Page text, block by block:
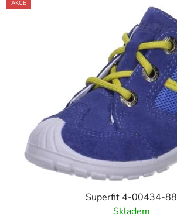
AKCE
Superfit 4-00434-88
Skladem